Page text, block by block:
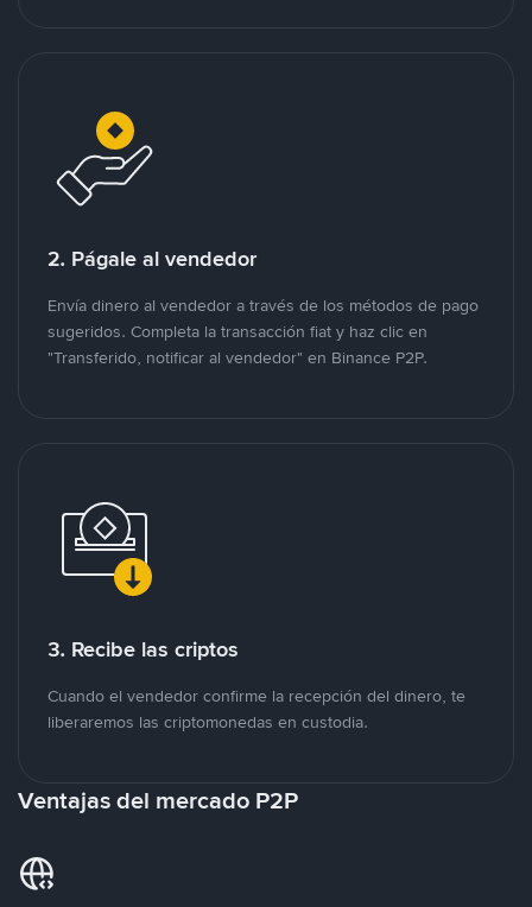
2. Págale al vendedor
Envía dinero al vendedor a través de los métodos de pago
sugeridos. Completa la transacción fiat y haz clic en
"Transferido, notificar al vendedor" en Binance P2P.
3. Recibe las criptos
Cuando el vendedor confirme la recepción del dinero, te
liberaremos las criptomonedas en custodia.
Ventajas del mercado P2P